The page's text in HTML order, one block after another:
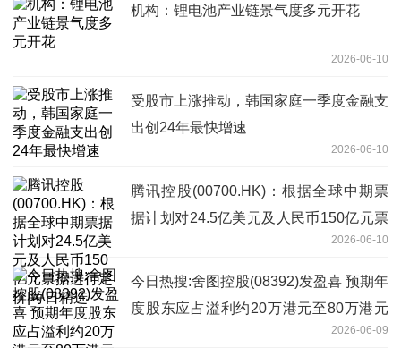
机构：锂电池产业链景气度多元开花
2026-06-10
受股市上涨推动，韩国家庭一季度金融支
出创24年最快增速
2026-06-10
腾讯控股(00700.HK)：根据全球中期票
据计划对24.5亿美元及人民币150亿元票
2026-06-10
今日热搜:舍图控股(08392)发盈喜 预期年
度股东应占溢利约20万港元至80万港元
2026-06-09